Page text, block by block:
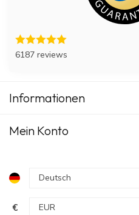
6187 reviews
Informationen
Mein Konto
€